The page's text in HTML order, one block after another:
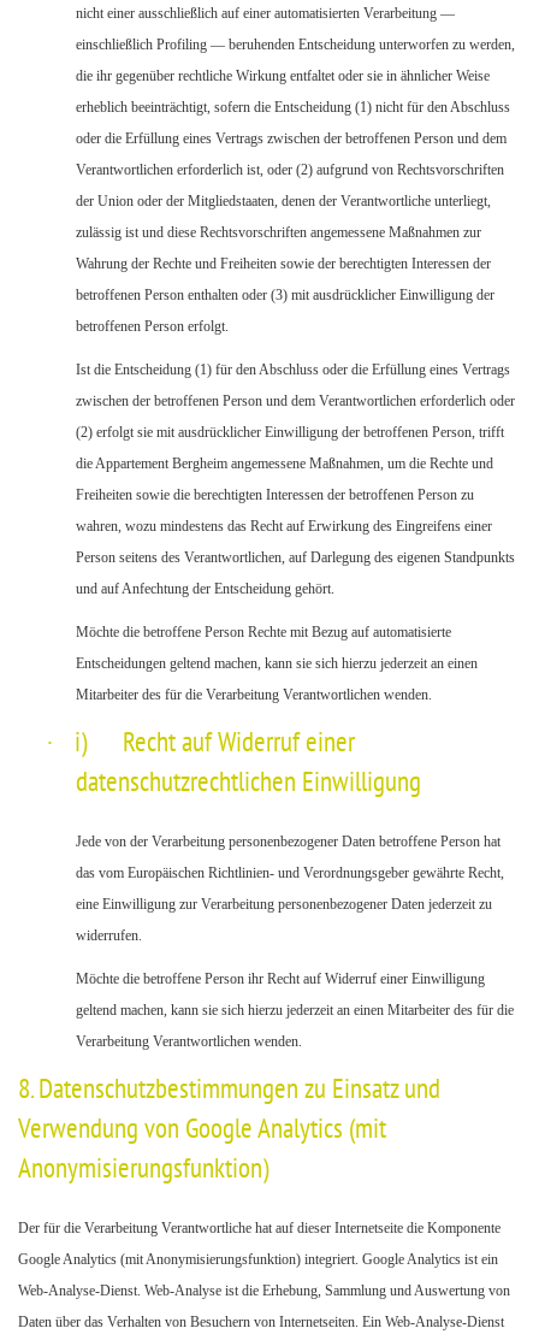
nicht einer ausschließlich auf einer automatisierten Verarbeitung —
einschließlich Profiling — beruhenden Entscheidung unterworfen zu werden,
die ihr gegenüber rechtliche Wirkung entfaltet oder sie in ähnlicher Weise
erheblich beeinträchtigt, sofern die Entscheidung (1) nicht für den Abschluss
oder die Erfüllung eines Vertrags zwischen der betroffenen Person und dem
Verantwortlichen erforderlich ist, oder (2) aufgrund von Rechtsvorschriften
der Union oder der Mitgliedstaaten, denen der Verantwortliche unterliegt,
zulässig ist und diese Rechtsvorschriften angemessene Maßnahmen zur
Wahrung der Rechte und Freiheiten sowie der berechtigten Interessen der
betroffenen Person enthalten oder (3) mit ausdrücklicher Einwilligung der
betroffenen Person erfolgt.
Ist die Entscheidung (1) für den Abschluss oder die Erfüllung eines Vertrags
zwischen der betroffenen Person und dem Verantwortlichen erforderlich oder
(2) erfolgt sie mit ausdrücklicher Einwilligung der betroffenen Person, trifft
die Appartement Bergheim angemessene Maßnahmen, um die Rechte und
Freiheiten sowie die berechtigten Interessen der betroffenen Person zu
wahren, wozu mindestens das Recht auf Erwirkung des Eingreifens einer
Person seitens des Verantwortlichen, auf Darlegung des eigenen Standpunkts
und auf Anfechtung der Entscheidung gehört.
Möchte die betroffene Person Rechte mit Bezug auf automatisierte
Entscheidungen geltend machen, kann sie sich hierzu jederzeit an einen
Mitarbeiter des für die Verarbeitung Verantwortlichen wenden.
·
i) Recht auf Widerruf einer
datenschutzrechtlichen Einwilligung
Jede von der Verarbeitung personenbezogener Daten betroffene Person hat
das vom Europäischen Richtlinien- und Verordnungsgeber gewährte Recht,
eine Einwilligung zur Verarbeitung personenbezogener Daten jederzeit zu
widerrufen.
Möchte die betroffene Person ihr Recht auf Widerruf einer Einwilligung
geltend machen, kann sie sich hierzu jederzeit an einen Mitarbeiter des für die
Verarbeitung Verantwortlichen wenden.
8. Datenschutzbestimmungen zu Einsatz und
Verwendung von Google Analytics (mit
Anonymisierungsfunktion)
Der für die Verarbeitung Verantwortliche hat auf dieser Internetseite die Komponente
Google Analytics (mit Anonymisierungsfunktion) integriert. Google Analytics ist ein
Web-Analyse-Dienst. Web-Analyse ist die Erhebung, Sammlung und Auswertung von
Daten über das Verhalten von Besuchern von Internetseiten. Ein Web-Analyse-Dienst